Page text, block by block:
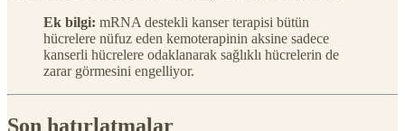
Ek bilgi: mRNA destekli kanser terapisi bütün
hücrelere nüfuz eden kemoterapinin aksine sadece
kanserli hücrelere odaklanarak sağlıklı hücrelerin de
zarar görmesini engelliyor.
Son hatırlatmalar